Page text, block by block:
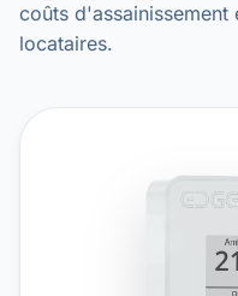
coûts d'assainissement
locataires.